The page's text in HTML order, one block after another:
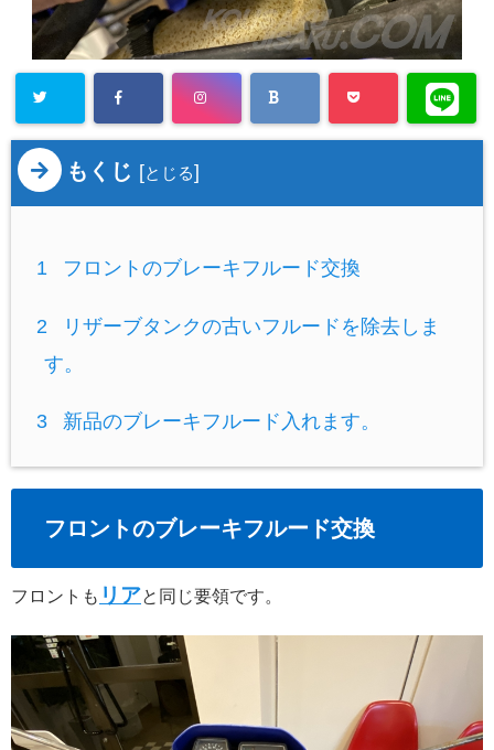
もくじ [とじる]
1 フロントのブレーキフルード交換
2
リザーブタンクの古いフルードを除去しま
す。
3 新品のブレーキフルード入れます。
フロントのブレーキフルード交換
フロントも リアと同じ要領です。